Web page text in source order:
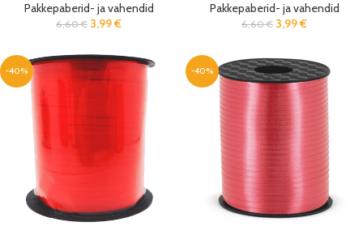
Pakkepaberid- ja vahendid
6,60€ 3,99€
Pakkepaberid- ja vahendid
6,60€ 3,99€
-40% -40%